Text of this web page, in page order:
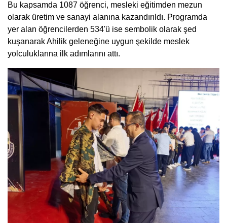
Bu kapsamda 1087 öğrenci, mesleki eğitimden mezun
olarak üretim ve sanayi alanına kazandırıldı. Programda
yer alan öğrencilerden 534'ü ise sembolik olarak şed
kuşanarak Ahilik geleneğine uygun şekilde meslek
yolculuklarına ilk adımlarını attı.